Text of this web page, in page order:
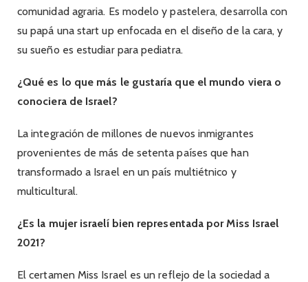
comunidad agraria. Es modelo y pastelera, desarrolla con
su papá una start up enfocada en el diseño de la cara, y
su sueño es estudiar para pediatra.
¿Qué es lo que más le gustaría que el mundo viera o
conociera de Israel?
La integración de millones de nuevos inmigrantes
provenientes de más de setenta países que han
transformado a Israel en un país multiétnico y
multicultural.
¿Es la mujer israelí bien representada por Miss Israel
2021?
El certamen Miss Israel es un reflejo de la sociedad a